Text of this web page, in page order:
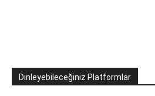
Dinleyebileceğiniz Platformlar